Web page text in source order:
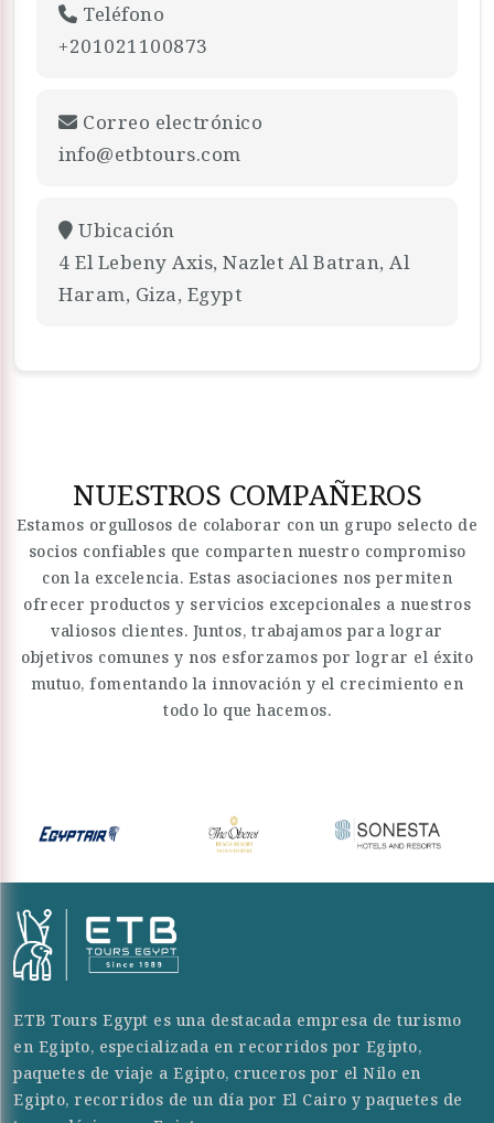
Teléfono
+201021100873
Correo electrónico
info@etbtours.com
Ubicación
4 El Lebeny Axis, Nazlet Al Batran, Al
Haram, Giza, Egypt
NUESTROS COMPAÑEROS
Estamos orgullosos de colaborar con un grupo selecto de
socios confiables que comparten nuestro compromiso
con la excelencia. Estas asociaciones nos permiten
ofrecer productos y servicios excepcionales a nuestros
valiosos clientes. Juntos, trabajamos para lograr
objetivos comunes y nos esforzamos por lograr el éxito
mutuo, fomentando la innovación y el crecimiento en
todo lo que hacemos.
ETB Tours Egypt es una destacada empresa de turismo
en Egipto, especializada en recorridos por Egipto,
paquetes de viaje a Egipto, cruceros por el Nilo en
Egipto, recorridos de un día por El Cairo y paquetes de